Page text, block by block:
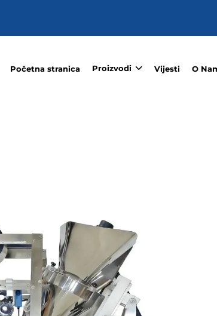
Početna stranica Proizvodi Vijesti O